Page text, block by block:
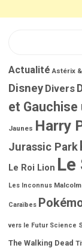
Actualité Astérix
Disney Divers
et Gauchise
Jaunes Harry
Jurassic Park
Le Roi Lion Le
Les Inconnus
Caraïbes
vers le Futur Science
The Walking Dead